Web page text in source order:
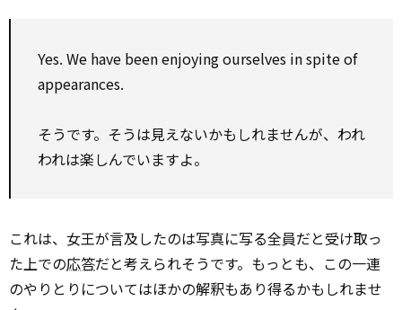
Yes. We have been enjoying ourselves in spite of
appearances.
そうです。そうは見えないかもしれませんが、われ
われは楽しんでいますよ。
これは、女王が言及したのは写真に写る全員だと受け取っ
た上での応答だと考えられそうです。もっとも、この一連
のやりとりについてはほかの解釈もあり得るかもしれませ